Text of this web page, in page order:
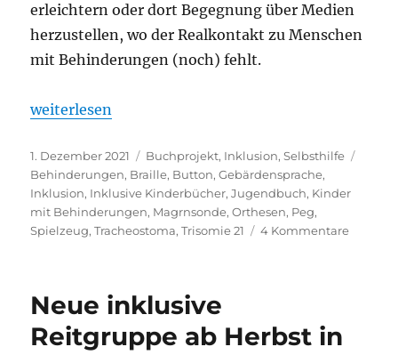
erleichtern oder dort Begegnung über Medien
herzustellen, wo der Realkontakt zu Menschen
mit Behinderungen (noch) fehlt.
„Inklusionsboxen – Ausleihe wieder möglich!“
weiterlesen
Veröffentlicht
am
1. Dezember 2021 Kategorien
Buchprojekt, Inklusion,Selbsthilfe
Behinderungen, Braille, Button,Gebärdensprache,
Inklusion, Inklusive Kinderbücher,Jugendbuch, Kinder
mit Behinderungen, Magrnsonde,Orthesen, Peg,
Spielzeug,Tracheostoma,Trisomie 21 4 Kommentarezu
Neue inklusive
Reitgruppe ab Herbst in